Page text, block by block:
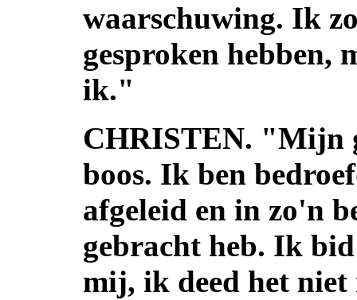
waarschuwing. Ik
gesproken hebben,
ik."
CHRISTEN. "Mijn
boos. Ik ben
afgeleid en in zo'n
gebracht heb. Ik
mij, ik deed het